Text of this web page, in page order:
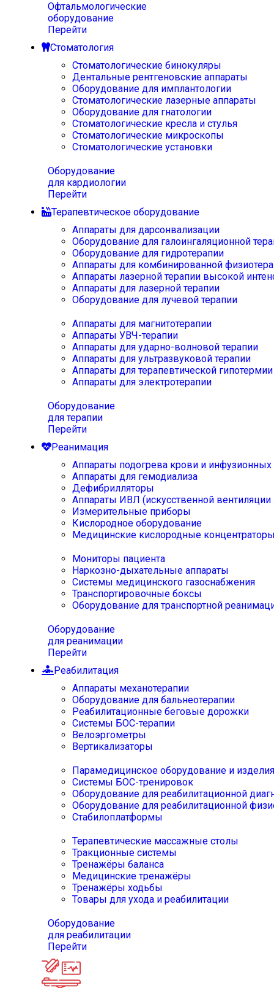
Офтальмологические
оборудование
Перейти
Стоматология
Стоматологические бинокуляры
Дентальные рентгеновские аппараты
Оборудование для имплантологии
Стоматологические лазерные аппараты
Оборудование для гнатологии
Стоматологические кресла и стулья
Стоматологические микроскопы
Стоматологические установки
Оборудование
для кардиологии
Перейти
Терапевтическое оборудование
Аппараты для дарсонвализации
Оборудование для галоингаляционной
Оборудование для гидротерапии
Аппараты для комбинированной
Аппараты лазерной терапии высокой
Аппараты для лазерной терапии
Оборудование для лучевой терапии
Аппараты для магнитотерапии
Аппараты УВЧ-терапии
Аппараты для ударно-волновой терапии
Аппараты для ультразвуковой терапии
Аппараты для терапевтической
Аппараты для электротерапии
Оборудование
для терапии
Перейти
Реанимация
Аппараты подогрева крови и инфузионных
Аппараты для гемодиализа
Дефибрилляторы
Аппараты ИВЛ (искусственной вентиляции
Измерительные приборы
Кислородное оборудование
Медицинские кислородные
Мониторы пациента
Наркозно-дыхательные аппараты
Системы медицинского газоснабжения
Транспортировочные боксы
Оборудование для транспортной
Оборудование
для реанимации
Перейти
Реабилитация
Аппараты механотерапии
Оборудование для бальнеотерапии
Реабилитационные беговые дорожки
Системы БОС-терапии
Велоэргометры
Вертикализаторы
Парамедицинское оборудование и изделия
Системы БОС-тренировок
Оборудование для реабилитационной
Оборудование для реабилитационной
Стабилоплатформы
Терапевтические массажные столы
Тракционные системы
Тренажёры баланса
Медицинские тренажёры
Тренажёры ходьбы
Товары для ухода и реабилитации
Оборудование
для реабилитации
Перейти